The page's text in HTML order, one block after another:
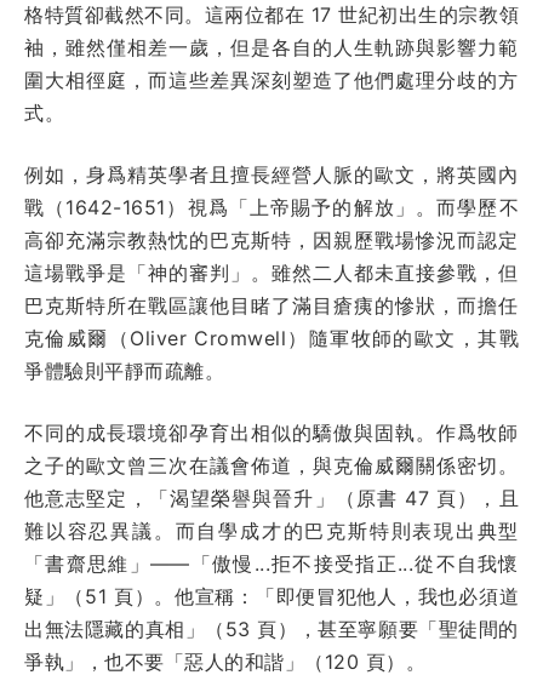
格特質卻截然不同。這兩位都在 17 世紀初出生的宗教領
袖，雖然僅相差一歲，但是各自的人生軌跡與影響力範
圍大相徑庭，而這些差異深刻塑造了他們處理分歧的方
式。
例如，身爲精英學者且擅長經營人脈的歐文，將英國內
戰（1642-1651）視爲「上帝賜予的解放」。而學歷不
高卻充滿宗教熱忱的巴克斯特，因親歷戰場慘況而認定
這場戰爭是「神的審判」。雖然二人都未直接參戰，但
巴克斯特所在戰區讓他目睹了滿目瘡痍的慘狀，而擔任
克倫威爾（Oliver Cromwell）隨軍牧師的歐文，其戰
爭體驗則平靜而疏離。
不同的成長環境卻孕育出相似的驕傲與固執。作爲牧師
之子的歐文曾三次在議會佈道，與克倫威爾關係密切。
他意志堅定，「渴望榮譽與晉升」（原書 47 頁），且
難以容忍異議。而自學成才的巴克斯特則表現出典型
「書齋思維」——「傲慢...拒不接受指正...從不自我懷
疑」（51 頁）。他宣稱：「即便冒犯他人，我也必須道
出無法隱藏的真相」（53 頁），甚至寧願要「聖徒間的
爭執」，也不要「惡人的和諧」（120 頁）。